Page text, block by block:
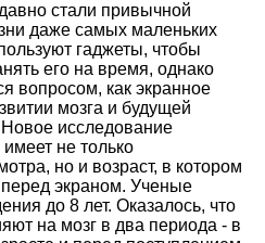
стали привычной
даже самых маленьких
гаджеты, чтобы
его на время, однако
вопросом, как экранное
мозга и будущей
исследование
не только
но и возраст, в котором
экраном. Ученые
до 8 лет. Оказалось, что
на мозг в два периода - в